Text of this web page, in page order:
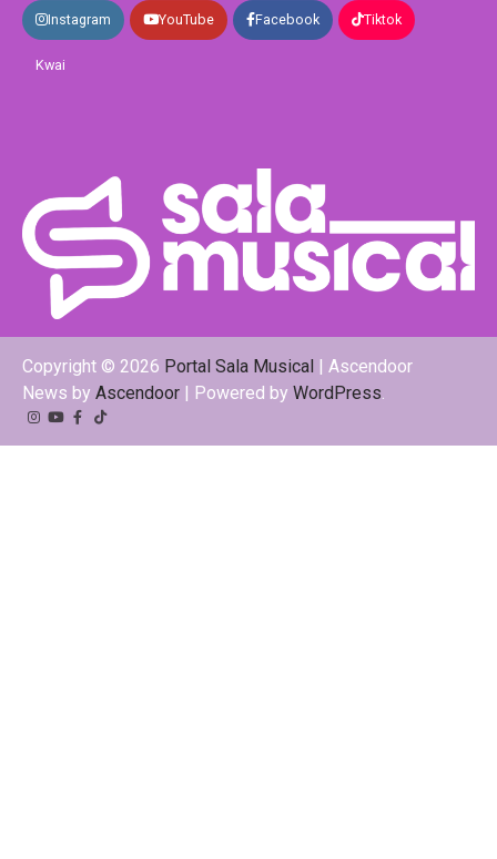
Instagram YouTube Facebook Tiktok
Kwai
Copyright © 2026 Portal Sala Musical | Ascendoor
News by Ascendoor | Powered by WordPress
Instagram
YouTube
Facebook
Tiktok